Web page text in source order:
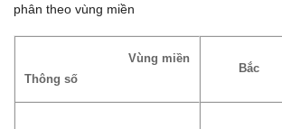
phân theo vùng miền
Vùng miền
Thông số
Bắc